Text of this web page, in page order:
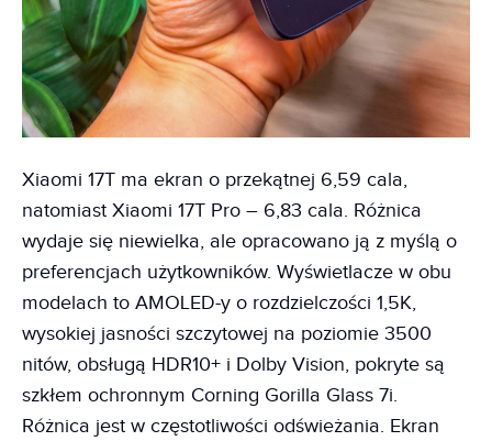
Xiaomi 17T ma ekran o przekątnej 6,59 cala,
natomiast Xiaomi 17T Pro – 6,83 cala. Różnica
wydaje się niewielka, ale opracowano ją z myślą o
preferencjach użytkowników. Wyświetlacze w obu
modelach to AMOLED-y o rozdzielczości 1,5K,
wysokiej jasności szczytowej na poziomie 3500
nitów, obsługą HDR10+ i Dolby Vision, pokryte są
szkłem ochronnym Corning Gorilla Glass 7i.
Różnica jest w częstotliwości odświeżania. Ekran